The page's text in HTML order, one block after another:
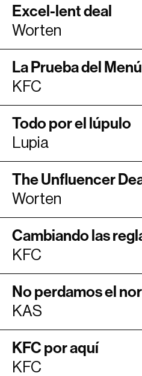
Excel-lent deal
Worten
La Prueba del Menú
KFC
Todo por el lúpulo
Lupia
The Unfluencer
Worten
Cambiando las
KFC
No perdamos el
KAS
KFC por aquí
KFC